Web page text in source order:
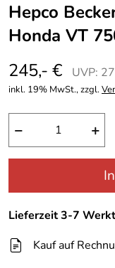
Hepco
Honda VT
245,- €
UVP:
inkl. 19% MwSt., zzgl.
− +
Lieferzeit 3-7
Kauf auf